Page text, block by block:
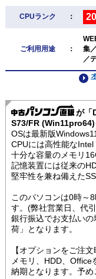
CPUランク ： 20
ご利用用途 ：
集
／
が「
S73/FR (Win11pro64)
OSは最新版
CPUには高性能なIntel
十分な容量のメモリ
記憶装置には従来の
堅牢性を兼ね備えた
このパソコンは0時～
す。(弊社営業日、代
銀行振込でお支払い
荷」となります。
【オプションをご注文
メモリ、HDD、Office
納期となります。予め